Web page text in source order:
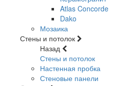
Atlas Concorde
Dako
Мозаика
Стены и потолок
Назад
Стены и потолок
Настенная пробка
Стеновые панели